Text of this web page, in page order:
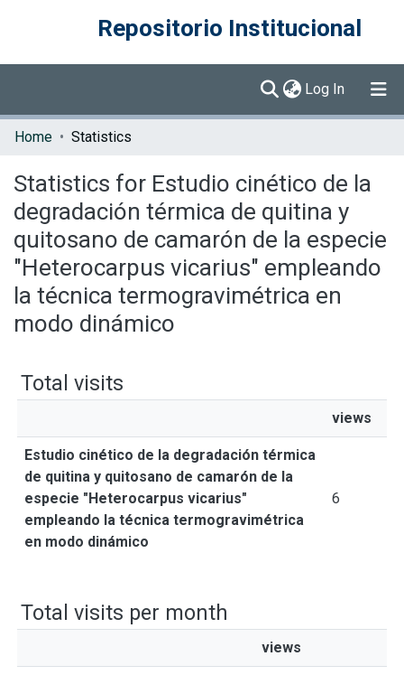
Repositorio Institucional
Log In (current)
Communities & Collections
Home Statistics
Statistics for Estudio cinético de la
degradación térmica de quitina y
quitosano de camarón de la especie
"Heterocarpus vicarius" empleando
la técnica termogravimétrica en
modo dinámico
Total visits
views
Estudio cinético de la degradación térmica
de quitina y quitosano de camarón de la
especie "Heterocarpus vicarius"
empleando la técnica termogravimétrica
en modo dinámico
6
Total visits per month
views